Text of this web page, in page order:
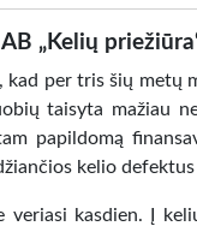
AB „Kelių
kad per tris šių
taisyta mažiau
papildomą
kelio
veriasi kasdien. Į